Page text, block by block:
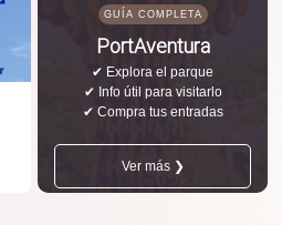
GUÍA COMPLETA
PortAventura
✔ Explora el parque
✔ Info útil para visitarlo
✔ Compra tus entradas
Ver más ❯